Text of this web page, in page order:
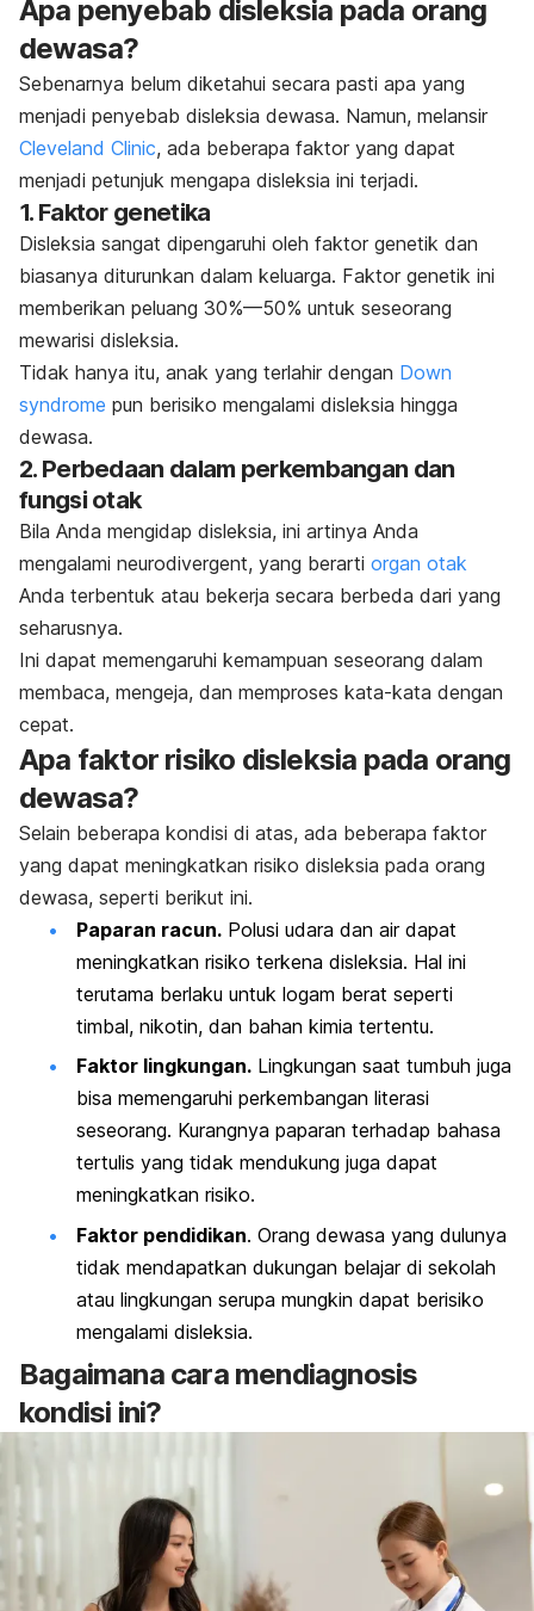
Apa penyebab disleksia pada orang
dewasa?
Sebenarnya belum diketahui secara pasti apa yang
menjadi penyebab disleksia dewasa. Namun, melansir
Cleveland Clinic, ada beberapa faktor yang dapat
menjadi petunjuk mengapa disleksia ini terjadi.
1. Faktor genetika
Disleksia sangat dipengaruhi oleh faktor genetik dan
biasanya diturunkan dalam keluarga. Faktor genetik ini
memberikan peluang 30%—50% untuk seseorang
mewarisi disleksia.
Tidak hanya itu, anak yang terlahir dengan Down
syndrome pun berisiko mengalami disleksia hingga
dewasa.
2. Perbedaan dalam perkembangan dan
fungsi otak
Bila Anda mengidap disleksia, ini artinya Anda
mengalami neurodivergent, yang berarti organ otak
Anda terbentuk atau bekerja secara berbeda dari yang
seharusnya.
Ini dapat memengaruhi kemampuan seseorang dalam
membaca, mengeja, dan memproses kata-kata dengan
cepat.
Apa faktor risiko disleksia pada orang
dewasa?
Selain beberapa kondisi di atas, ada beberapa faktor
yang dapat meningkatkan risiko disleksia pada orang
dewasa, seperti berikut ini.
Paparan racun. Polusi udara dan air dapat
meningkatkan risiko terkena disleksia. Hal ini
terutama berlaku untuk logam berat seperti
timbal, nikotin, dan bahan kimia tertentu.
Faktor lingkungan. Lingkungan saat tumbuh juga
bisa memengaruhi perkembangan literasi
seseorang. Kurangnya paparan terhadap bahasa
tertulis yang tidak mendukung juga dapat
meningkatkan risiko.
Faktor pendidikan. Orang dewasa yang dulunya
tidak mendapatkan dukungan belajar di sekolah
atau lingkungan serupa mungkin dapat berisiko
mengalami disleksia.
Bagaimana cara mendiagnosis
kondisi ini?